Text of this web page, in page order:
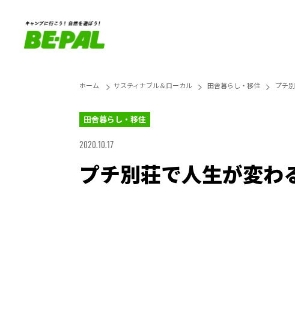
ホーム サスティナブル＆ローカル 田舎暮らし・移住 プチ
田舎暮らし・移住
2020.10.17
プチ別荘で人生が変わ